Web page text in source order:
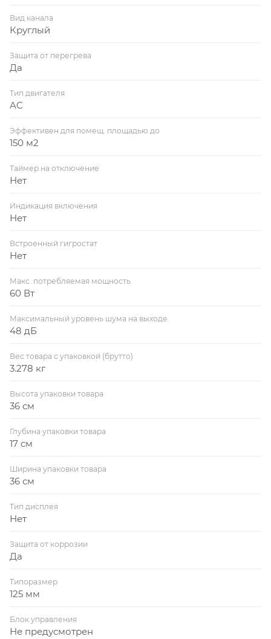
Вид канала
Круглый
Защита от перегрева
Да
Тип двигателя
AC
Эффективен для помещ. площадью до
150 м2
Таймер на отключение
Нет
Индикация включения
Нет
Встроенный гигростат
Нет
Макс. потребляемая мощность
60 Вт
Максимальный уровень шума на выходе
48 дБ
Вес товара с упаковкой (брутто)
3.278 кг
Высота упаковки товара
36 см
Глубина упаковки товара
17 см
Ширина упаковки товара
36 см
Тип дисплея
Нет
Защита от коррозии
Да
Типоразмер
125 мм
Блок управления
Не предусмотрен